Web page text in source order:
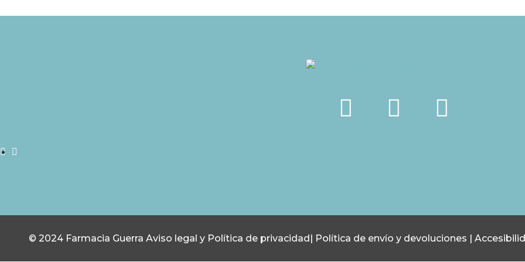
© 2024 Farmacia Guerra Aviso legal y Política de privacidad Política de envío y devoluciones